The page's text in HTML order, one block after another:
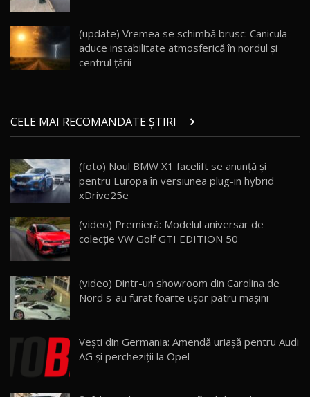
AutoBlog.MD
23:36
20
Noul ZEEKR 7X / Test Drive AutoBlog.MD
29:08
21
Micul BYD Dolphin Surf / Test Drive
AutoBlog.MD
16:59
22
Noua Mazda 6e / Test Drive AutoBlog.MD
26:59
23
Lynk & Co 01 / Test Drive AutoBlog.MD
25:19
24
ZEEKR 009: Cel mai Performant și Confortabil
Van Electric Testat în Moldova / AutoBlog.MD
26:38
mai Exclusiv și Puternic Defender Testat în
Moldova
32:21
26
(update) Vremea se schimbă brusc: Canicula
aduce instabilitate atmosferică în nordul și
centrul țării
CELE MAI RECOMANDATE ȘTIRI
(foto) Noul BMW X1 facelift se anunţă şi
pentru Europa în versiunea plug-in hybrid
xDrive25e
(video) Premieră: Modelul aniversar de
colecție VW Golf GTI EDITION 50
(video) Dintr-un showroom din Carolina de
Nord s-au furat foarte uşor patru maşini
Veşti din Germania: Amendă uriaşă pentru Audi
AG şi percheziţii la Opel